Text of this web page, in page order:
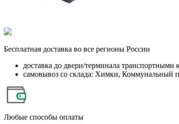
Бесплатная доставка во все регионы России
доставка до двери/терминала
самовывоз со склада: Химки, Коммунальный
Любые способы оплаты